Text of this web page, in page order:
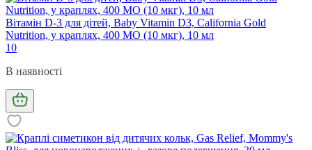
Вітамін D-3 для дітей, Baby Vitamin D3, California Gold
Nutrition, у краплях, 400 МО (10 мкг), 10 мл
10
В наявності